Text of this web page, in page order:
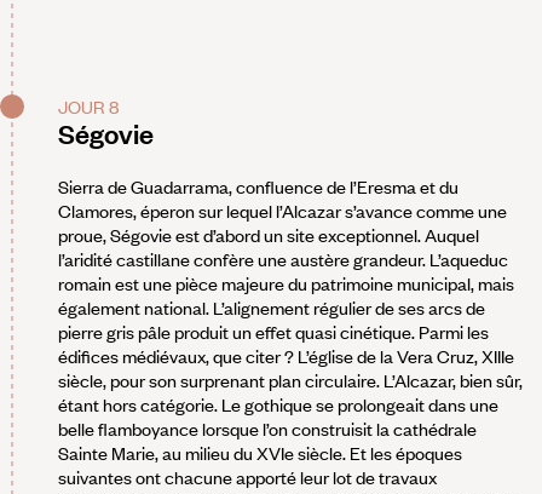
JOUR 8
Ségovie
Sierra de Guadarrama, confluence de l’Eresma et du
Clamores, éperon sur lequel l’Alcazar s’avance comme une
proue, Ségovie est d’abord un site exceptionnel. Auquel
l’aridité castillane confère une austère grandeur. L’aqueduc
romain est une pièce majeure du patrimoine municipal, mais
également national. L’alignement régulier de ses arcs de
pierre gris pâle produit un effet quasi cinétique. Parmi les
édifices médiévaux, que citer ? L’église de la Vera Cruz, XIIIe
siècle, pour son surprenant plan circulaire. L’Alcazar, bien sûr,
étant hors catégorie. Le gothique se prolongeait dans une
belle flamboyance lorsque l’on construisit la cathédrale
Sainte Marie, au milieu du XVIe siècle. Et les époques
suivantes ont chacune apporté leur lot de travaux